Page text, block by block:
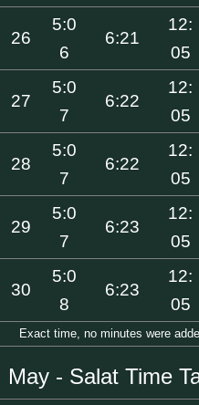
26
5:0
6
6:21
12:
05
27
5:0
7
6:22
12:
05
28
5:0
7
6:22
12:
05
29
5:0
7
6:23
12:
05
30
5:0
8
6:23
12:
05
Exact time, no minutes were
May - Salat Time